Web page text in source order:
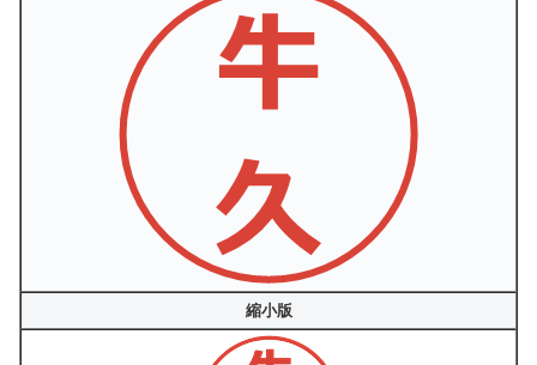
縮小版